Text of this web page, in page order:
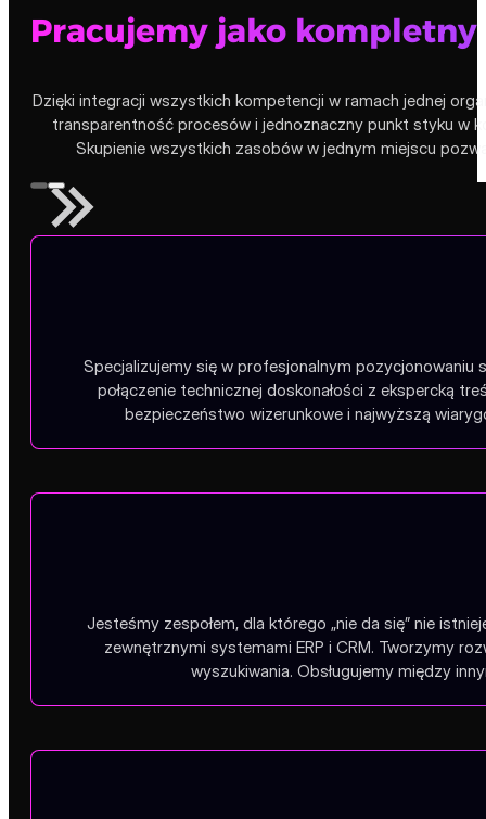
Pracujemy jako
Dzięki integracji wszystkich kompetencji w ramach jednej
transparentność procesów i jednoznaczny punkt styku w
Skupienie wszystkich zasobów w jednym miejscu
Specjalizujemy się w profesjonalnym pozycjonowaniu
połączenie technicznej doskonałości z ekspercką
bezpieczeństwo wizerunkowe i najwyższą
Jesteśmy zespołem, dla którego „nie da się” nie
zewnętrznymi systemami ERP i CRM. Tworzymy
wyszukiwania. Obsługujemy między